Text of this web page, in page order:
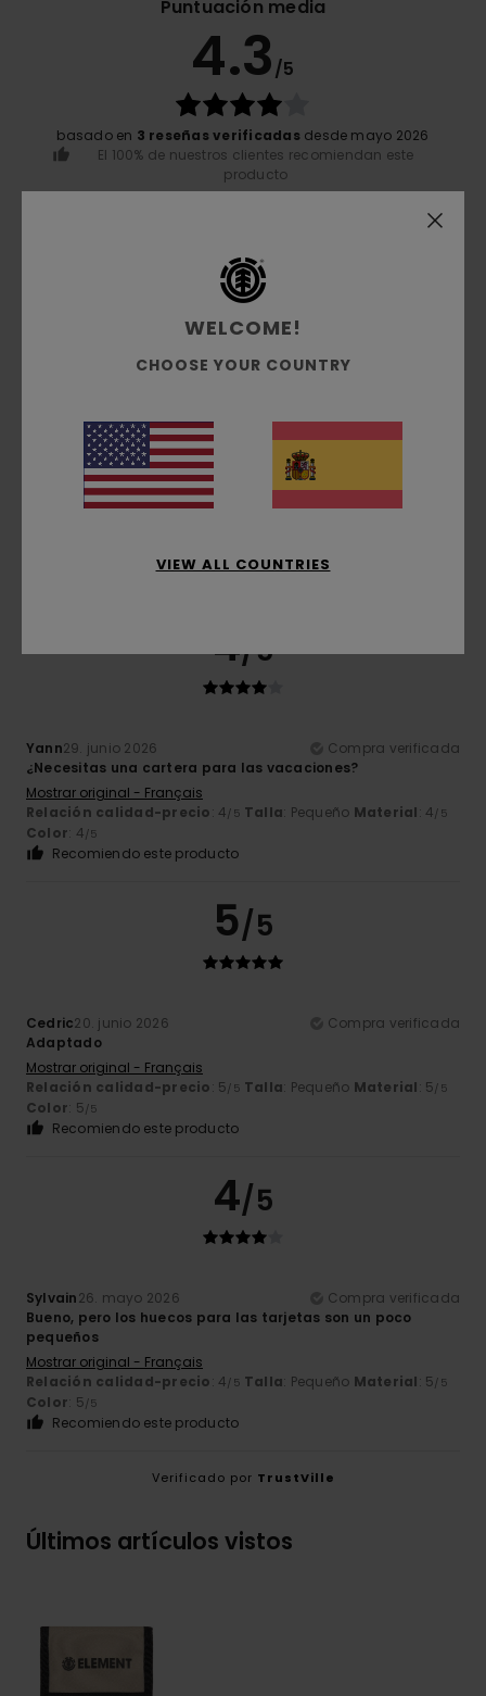
Puntuación media
4.3/5
basado en 3 reseñas verificadas desde mayo 2026
El 100% de nuestros clientes recomiendan este
producto
Relación calidad-precio
4.3
Demasiado pequeño
Demasiado grande
4/5
Yann29. junio 2026
Compra verificada
¿Necesitas una cartera para las vacaciones?
Mostrar original - Français
Relación calidad-precio: 4/5 Talla: Pequeño Material: 4/5
Color: 4/5
Recomiendo este producto
5/5
Cedric20. junio 2026
Compra verificada
Adaptado
Mostrar original - Français
Relación calidad-precio: 5/5 Talla: Pequeño Material: 5/5
Color: 5/5
Recomiendo este producto
4/5
Sylvain26. mayo 2026
Compra verificada
Bueno, pero los huecos para las tarjetas son un poco
pequeños
Mostrar original - Français
Relación calidad-precio: 4/5 Talla: Pequeño Material: 5/5
Color: 5/5
Recomiendo este producto
Verificado por TrustVille
Últimos artículos vistos
WELCOME!
CHOOSE YOUR COUNTRY
VIEW ALL COUNTRIES